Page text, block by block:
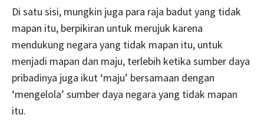
Di satu sisi, mungkin juga para raja badut yang tidak
mapan itu, berpikiran untuk merujuk karena
mendukung negara yang tidak mapan itu, untuk
menjadi mapan dan maju, terlebih ketika sumber daya
pribadinya juga ikut ‘maju’ bersamaan dengan
‘mengelola’ sumber daya negara yang tidak mapan
itu.